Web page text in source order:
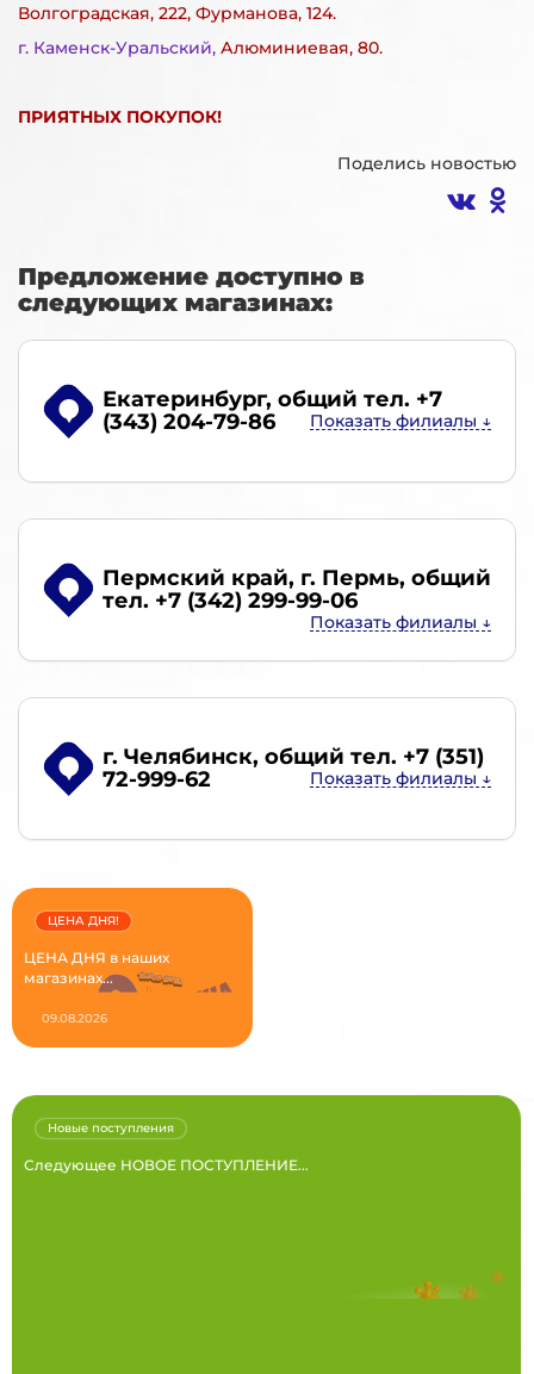
Волгоградская, 222, Фурманова, 124.
г. Каменск-Уральский, Алюминиевая, 80.
ПРИЯТНЫХ ПОКУПОК!
Поделись новостью
Предложение доступно в
следующих магазинах:
Екатеринбург, общий тел. +7
(343) 204-79-86
Пермский край, г. Пермь, общий
тел. +7 (342) 299-99-06
г. Челябинск, общий тел. +7 (351)
72-999-62
ЦЕНА ДНЯ в наших
магазинах...
ЦЕНА ДНЯ!
09.08.2026
Следующее НОВОЕ ПОСТУПЛЕНИЕ...
Новые поступления